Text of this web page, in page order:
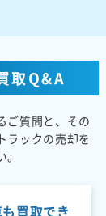
取Q&A
ご質問と、その
ラックの売却を
買取でき